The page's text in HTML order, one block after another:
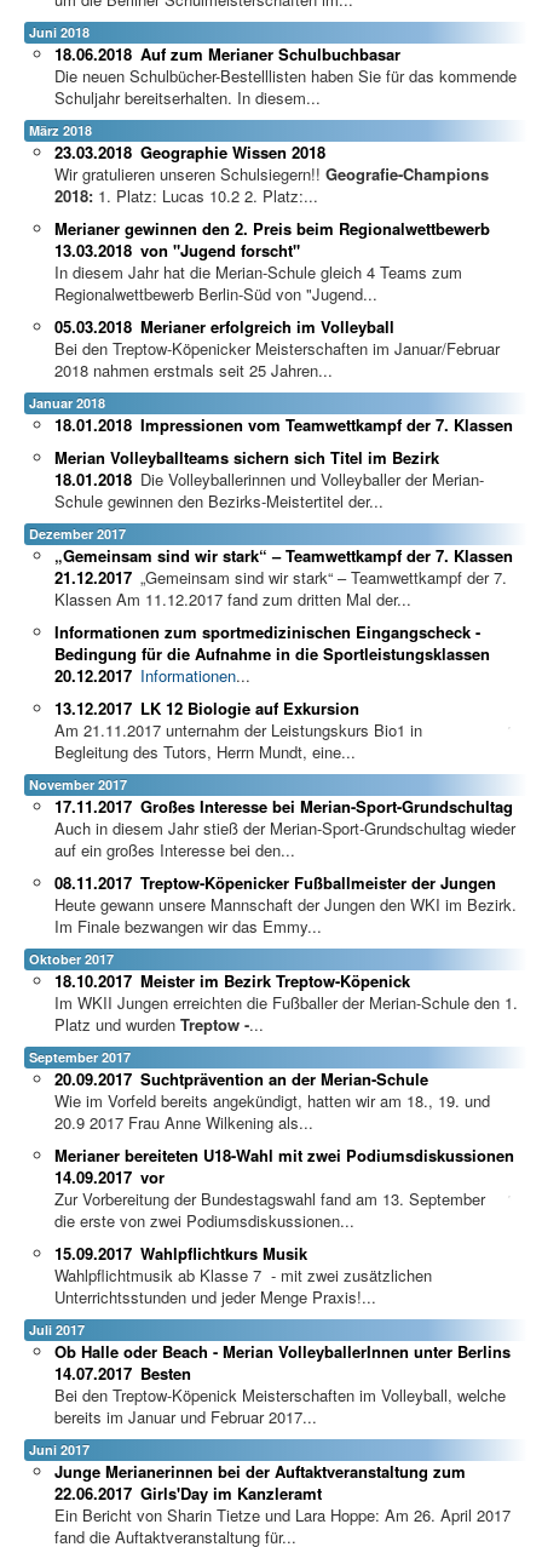
Juni 2018
Auf zum Merianer Schulbuchbasar
18.06.2018
Die neuen Schulbücher-Bestelllisten haben Sie für das kommende
Schuljahr bereitserhalten. In diesem...
März 2018
Geographie Wissen 2018
23.03.2018
Wir gratulieren unseren Schulsiegern!! Geografie-Champions
2018: 1. Platz: Lucas 10.2 2. Platz:...
Merianer gewinnen den 2. Preis beim Regionalwettbewerb
von "Jugend forscht"
13.03.2018
In diesem Jahr hat die Merian-Schule gleich 4 Teams zum
Regionalwettbewerb Berlin-Süd von "Jugend...
Merianer erfolgreich im Volleyball
05.03.2018
Bei den Treptow-Köpenicker Meisterschaften im Januar/Februar
2018 nahmen erstmals seit 25 Jahren...
Januar 2018
Impressionen vom Teamwettkampf der 7. Klassen
18.01.2018
Merian Volleyballteams sichern sich Titel im Bezirk
18.01.2018 Die Volleyballerinnen und Volleyballer der Merian-
Schule gewinnen den Bezirks-Meistertitel der...
Dezember 2017
„Gemeinsam sind wir stark“ – Teamwettkampf der 7. Klassen
21.12.2017 „Gemeinsam sind wir stark“ – Teamwettkampf der 7.
Klassen Am 11.12.2017 fand zum dritten Mal der...
Informationen zum sportmedizinischen Eingangscheck -
Bedingung für die Aufnahme in die Sportleistungsklassen
20.12.2017 Informationen...
LK 12 Biologie auf Exkursion
13.12.2017
Am 21.11.2017 unternahm der Leistungskurs Bio1 in
Begleitung des Tutors, Herrn Mundt, eine...
November 2017
Großes Interesse bei Merian-Sport-Grundschultag
17.11.2017
Auch in diesem Jahr stieß der Merian-Sport-Grundschultag wieder
auf ein großes Interesse bei den...
Treptow-Köpenicker Fußballmeister der Jungen
08.11.2017
Heute gewann unsere Mannschaft der Jungen den WKI im Bezirk.
Im Finale bezwangen wir das Emmy...
Oktober 2017
Meister im Bezirk Treptow-Köpenick
18.10.2017
Im WKII Jungen erreichten die Fußballer der Merian-Schule den 1.
Platz und wurden Treptow -...
September 2017
Suchtprävention an der Merian-Schule
20.09.2017
Wie im Vorfeld bereits angekündigt, hatten wir am 18., 19. und
20.9 2017 Frau Anne Wilkening als...
Merianer bereiteten U18-Wahl mit zwei Podiumsdiskussionen
vor
14.09.2017
Zur Vorbereitung der Bundestagswahl fand am 13. September
die erste von zwei Podiumsdiskussionen...
Wahlpflichtkurs Musik
15.09.2017
Wahlpflichtmusik ab Klasse 7 - mit zwei zusätzlichen
Unterrichtsstunden und jeder Menge Praxis!...
Juli 2017
Ob Halle oder Beach - Merian VolleyballerInnen unter Berlins
Besten
14.07.2017
Bei den Treptow-Köpenick Meisterschaften im Volleyball, welche
bereits im Januar und Februar 2017...
Juni 2017
Junge Merianerinnen bei der Auftaktveranstaltung zum
Girls'Day im Kanzleramt
22.06.2017
Ein Bericht von Sharin Tietze und Lara Hoppe: Am 26. April 2017
fand die Auftaktveranstaltung für...